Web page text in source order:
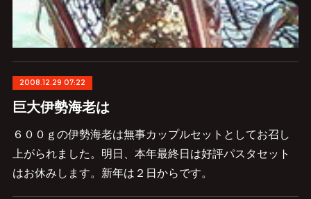
2008.12.29 07:22
巨大伊勢海老は
６００ｇの伊勢海老は無事カップルセットとしてお召し
上がられました。明日、本年最終日は好評パスタセット
はお休みします。新年は２日からです。